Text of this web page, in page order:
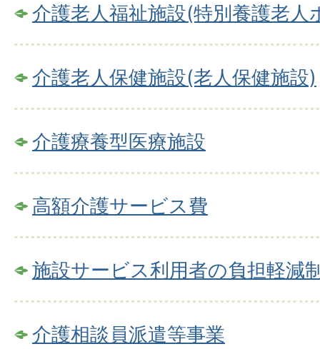
介護老人福祉施設(特別養護老人
介護老人保健施設(老人保健施設)
介護療養型医療施設
高額介護サービス費
施設サービス利用者の負担軽減
介護相談員派遣等事業